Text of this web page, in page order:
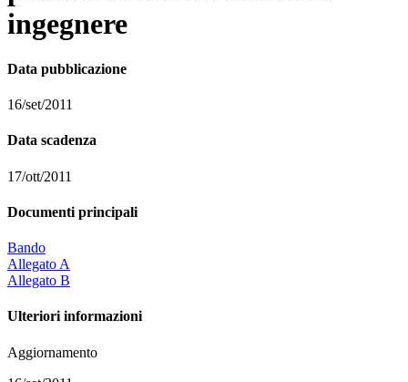
ingegnere
Data pubblicazione
16/set/2011
Data scadenza
17/ott/2011
Documenti principali
Bando
Allegato A
Allegato B
Ulteriori informazioni
Aggiornamento